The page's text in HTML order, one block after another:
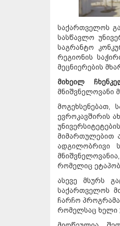
საქართველოს
სასწავლო
საგრანტო
რეგიონის
მეცნიერების
მიხეილ
მნიშვნელოვანი
მოგეხსენებათ,
ევროკავშირის
მიმართულებით
ადგილობრივი
რომელიც
ასევე მსურს
საქართველოს
ჩარჩო პროგრამა
რომელსაც ხელი